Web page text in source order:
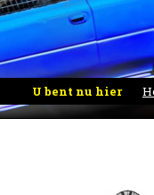
U bent nu hier